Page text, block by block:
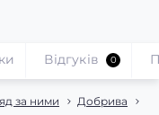
за ними Добрива
Відгуків 0